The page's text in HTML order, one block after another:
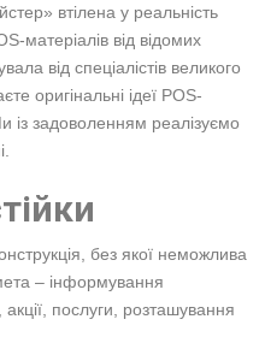
втілена у реальність
матеріалів від відомих
від спеціалістів великого
оригінальні ідеї POS-
із задоволенням реалізуємо
без якої неможлива
мета – інформування
акції, послуги, розташування